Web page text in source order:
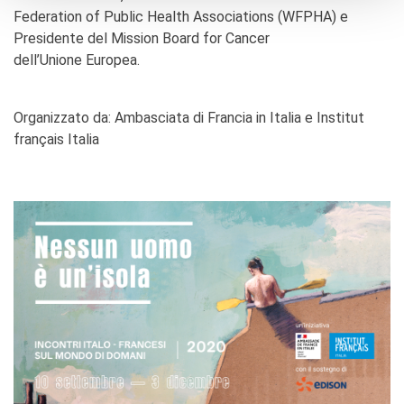
Federation of Public Health Associations (WFPHA) e
Presidente del Mission Board for Cancer
dell’Unione Europea.
Organizzato da: Ambasciata di Francia in Italia e Institut
français Italia